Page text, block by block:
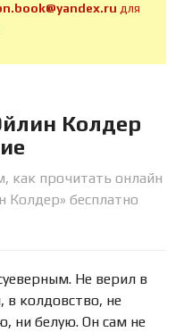
для
Колдер
как прочитать онлайн
Колдер» бесплатно
Не верил в
в колдовство, не
ни белую. Он сам не